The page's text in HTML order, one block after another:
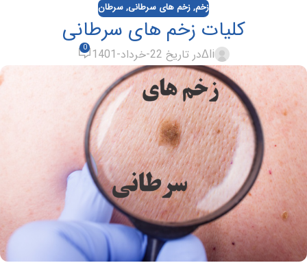
زخم, زخم های سرطانی, سرطان
کلیات زخم های سرطانی
Δliدر تاریخ 22-خرداد-1401 0